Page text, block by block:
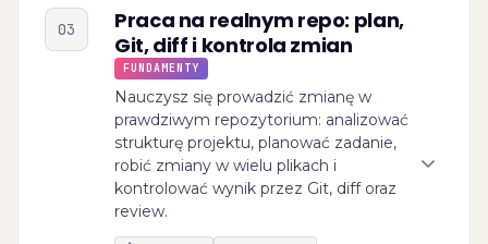
03
Praca na realnym repo: plan,
Git, diff i kontrola zmian
FUNDAMENTY
Nauczysz się prowadzić zmianę w
prawdziwym repozytorium: analizować
strukturę projektu, planować zadanie,
robić zmiany w wielu plikach i
kontrolować wynik przez Git, diff oraz
review.